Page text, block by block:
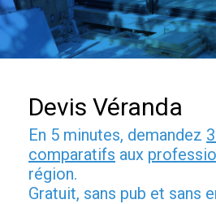
Devis Véranda
En 5 minutes, demandez
comparatifs aux
région.
Gratuit, sans pub et sans